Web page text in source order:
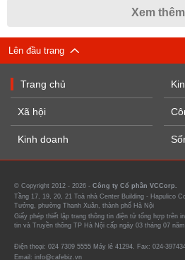
Xem thêm
Lên đầu trang
Trang chủ
Xã hội
Kinh doanh
© Copyright 2012 - 2026 - Công ty Cổ phần VCCorp.
Tầng 17, 19, 20, 21 Toà nhà Center Building - Hapulico
Tưởng, phường Thanh Xuân, thành phố Hà Nội
Giấy phép thiết lập trang thông tin điện tử tổng hợp trên
tin và Truyền thông TP Hà Nội cấp ngày 03 tháng 07
Điện thoại: 024 7309 5555 Máy lẻ 41294. Fax: 024-
Email: info@cafebiz.vn